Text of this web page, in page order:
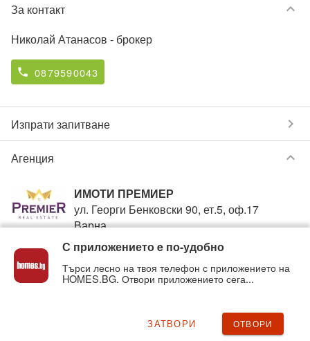
За контакт keyboard_arrow_down
Николай Атанасов - брокер
phone 0879590043
Изпрати запитване chevron_right
Агенция keyboard_arrow_down
ИМОТИ ПРЕМИЕР
ул. Георги Бенковски 90, ет.5, оф.17
Варна
phone 0879590013
Вижте всички обяви отИМОТИ ПРЕМИЕРв homes.bg
chevron_right
С приложението e по-удобно
Търси лесно на твоя телефон с приложението на
HOMES.BG. Отвори приложението сега...
ЗАТВОРИ ОТВОРИ